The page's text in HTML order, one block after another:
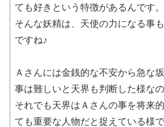
ても好きという特徴があるんです。
そんな妖精は、天使の力になる事
ですね♪
Ａさんには金銭的な不安から急な
事は難しいと天界も判断した様なの
それでも天界はＡさんの事を将来
ても重要な人物だと捉えている様で